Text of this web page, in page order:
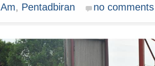
Am, Pentadbiran no comments